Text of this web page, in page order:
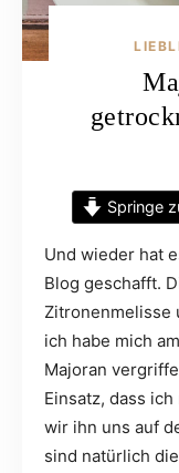
Springe
Und wieder hat
Blog geschafft.
Zitronenmelisse
ich habe mich
Majoran
Einsatz, dass
wir ihn uns auf
sind natürlich